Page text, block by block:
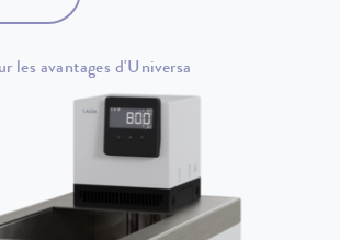
les avantages d'Universa